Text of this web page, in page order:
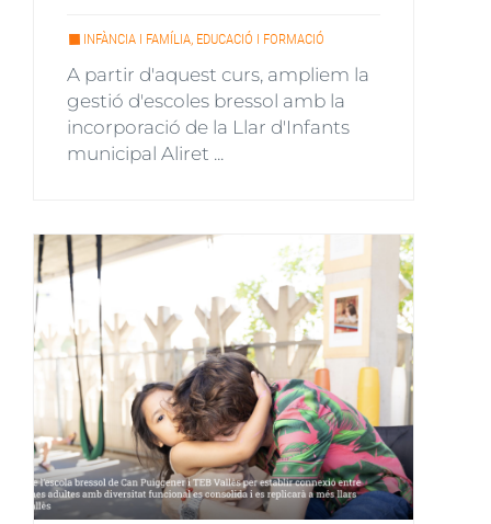
INFÀNCIA I FAMÍLIA, EDUCACIÓ I FORMACIÓ
A partir d'aquest curs, ampliem la
gestió d'escoles bressol amb la
incorporació de la Llar d'Infants
municipal Aliret ...